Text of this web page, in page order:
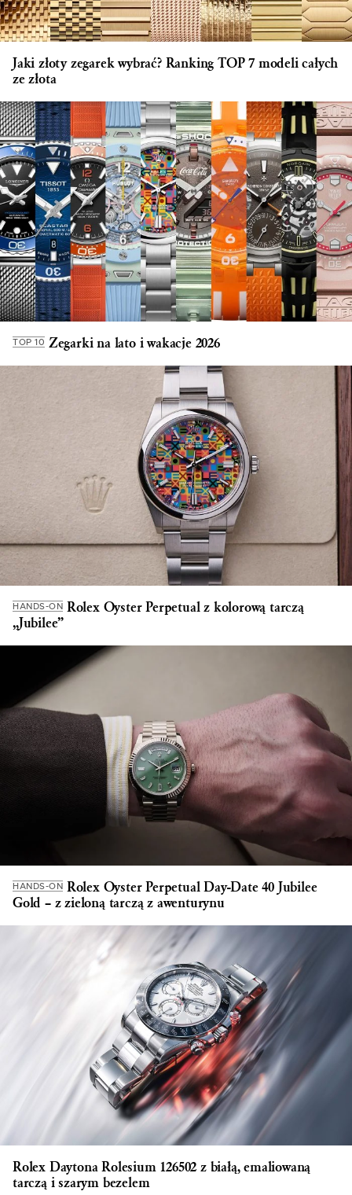
Jaki złoty zegarek wybrać? Ranking TOP 7 modeli całych
ze złota
TOP 10 Zegarki na lato i wakacje 2026
HANDS-ON Rolex Oyster Perpetual z kolorową tarczą
„Jubilee”
HANDS-ON Rolex Oyster Perpetual Day-Date 40 Jubilee
Gold – z zieloną tarczą z awenturynu
Rolex Daytona Rolesium 126502 z białą, emaliowaną
tarczą i szarym bezelem